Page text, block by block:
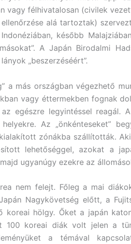
vagy félhivatalosan (civilek
alá tartoztak)
később
A Japán Birodalmi
„beszerzéséért”.
a más országban végezhető
vagy éttermekben fognak
egészre legyintéssel reagál.
Az „önkénteseket”
zónákba szállították.
lehetőséggel, azokat a
ugyanúgy ezekre az
nem felejt. Főleg a mai
Nagykövetség előtt, a
koreai hölgy. Őket a japán
100 koreai diák volt jelen a
a témával